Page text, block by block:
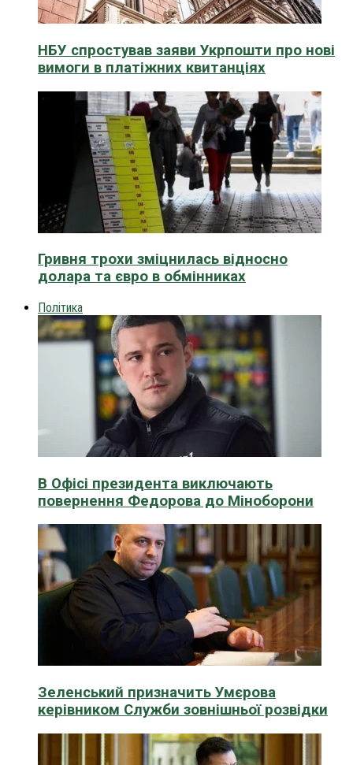
НБУ спростував заяви Укрпошти про нові
вимоги в платіжних квитанціях
Гривня трохи зміцнилась відносно
долара та євро в обмінниках
Політика
В Офісі президента виключають
повернення Федорова до Міноборони
Зеленський призначить Умєрова
керівником Служби зовнішньої розвідки